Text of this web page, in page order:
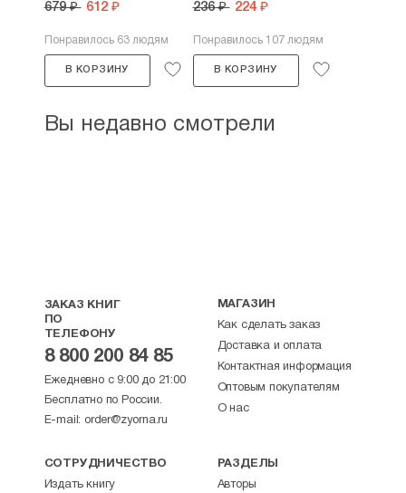
679 ₽ 612 ₽
Понравилось 63 людям
В КОРЗИНУ
236 ₽ 224 ₽
Понравилось 107 людям
В КОРЗИНУ
Вы недавно смотрели
ЗАКАЗ КНИГ
ПО
ТЕЛЕФОНУ
8 800 200 84 85
Ежедневно с 9:00 до 21:00
Бесплатно по России.
E-mail: order@zyorna.ru
МАГАЗИН
Как сделать заказ
Доставка и оплата
Контактная информация
Оптовым покупателям
О нас
СОТРУДНИЧЕСТВО
Издать книгу
РАЗДЕЛЫ
Авторы